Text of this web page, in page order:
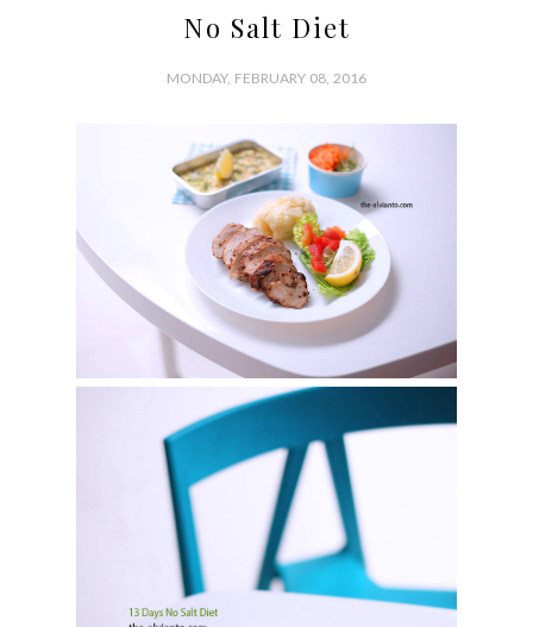
No Salt Diet
MONDAY, FEBRUARY 08, 2016